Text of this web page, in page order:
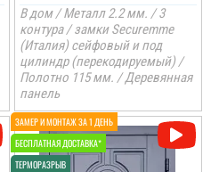
В дом / Металл 2.2 мм. / 3
контура / замки Securemme
(Италия) сейфовый и под
цилиндр (перекодируемый) /
Полотно 115 мм. / Деревянная
панель